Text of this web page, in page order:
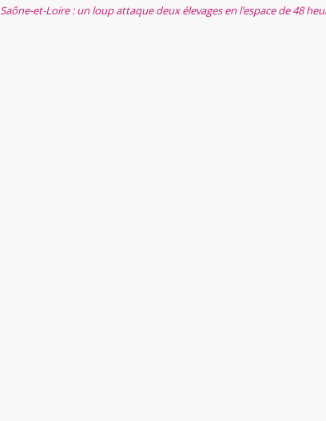
Saône-et-Loire : un loup attaque deux élevages en l’espace de 48